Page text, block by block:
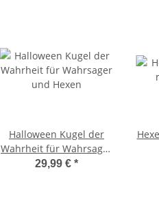
Halloween Kugel der
Wahrheit für Wahrsager
und Hexen
29,99 € *